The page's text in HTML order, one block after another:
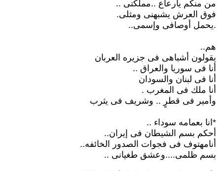
من منكم يارعاع ..مملكتى ..
فوق العرش يشبهنى ومثلى.
.يحمل أوصافى وإسمى..
هم..
يقولون أشباهى فى جزيره العربان
أنا فى سوريا والعراق ..
أنا فى لبنان والسودان
أنا ملك فى المغرب .
وأمير فى قطرٍ .. وشريف فى يثرب
*انا بعمامه سوداء ..
أحكم بسم الشيطان فى إيران..
أنامهتوف فى فجوات الصدور الخائفه..
بسم ظلمى....وعشق طغيانى ..